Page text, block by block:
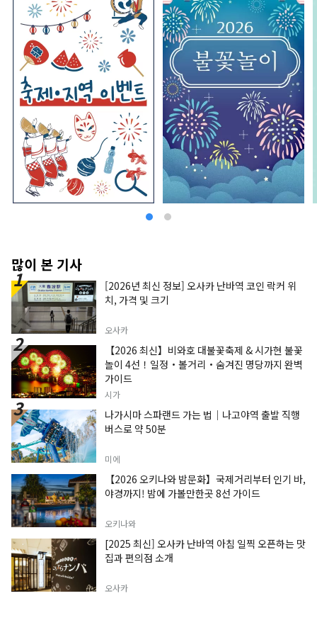
많이 본 기사
[2026년 최신 정보] 오사카 난바역 코인 락커 위
치, 가격 및 크기
오사카
【2026 최신】비와호 대불꽃축제 & 시가현 불꽃
놀이 4선！일정・볼거리・숨겨진 명당까지 완벽
가이드
시가
나가시마 스파랜드 가는 법｜나고야역 출발 직행
버스로 약 50분
미에
【2026 오키나와 밤문화】국제거리부터 인기 바,
야경까지! 밤에 가볼만한곳 8선 가이드
오키나와
[2025 최신] 오사카 난바역 아침 일찍 오픈하는 맛
집과 편의점 소개
오사카